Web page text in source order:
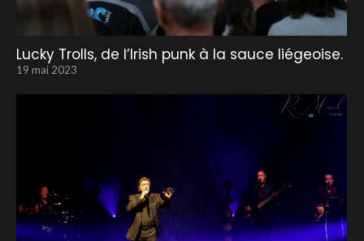
Lucky Trolls, de l’Irish punk à la sauce liégeoise.
19 mai 2023